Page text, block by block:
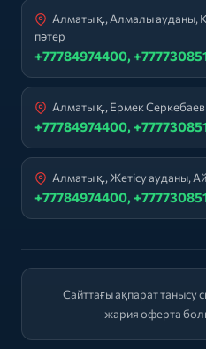
Алматы қ., Алмалы ауданы,
пәтер
+77784974400,
Алматы қ., Ермек
+77784974400,
Алматы қ., Жетісу ауданы,
+77784974400,
Сайттағы ақпарат танысу
жария оферта